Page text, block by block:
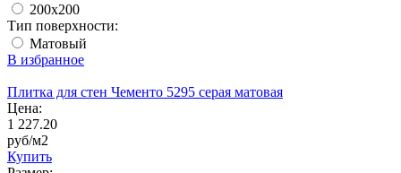
200x200
Тип поверхности:
Матовый
В избранное
Плитка для стен Чементо 5295 серая матовая
Цена:
1 227.20
руб/м2
Купить